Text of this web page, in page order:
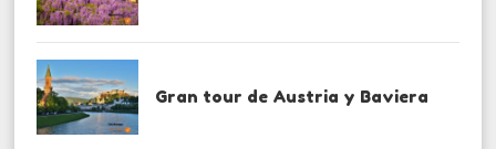
Gran tour de Austria y Baviera